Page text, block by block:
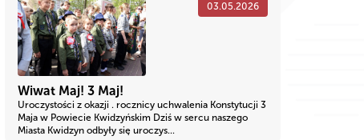
03.05.2026
Wiwat Maj! 3 Maj!
Uroczystości z okazji . rocznicy uchwalenia Konstytucji 3
Maja w Powiecie Kwidzyńskim Dziś w sercu naszego
Miasta Kwidzyn odbyły się uroczys...